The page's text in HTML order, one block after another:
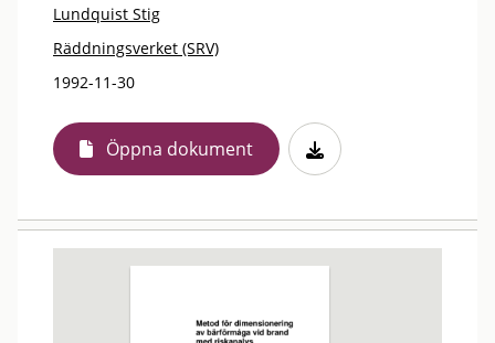
Lundquist Stig
Räddningsverket (SRV)
1992-11-30
Öppna dokument